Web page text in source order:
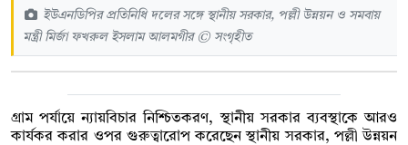
ইউএনডিপির প্রতিনিধি দলের সঙ্গে স্থানীয় সরকার, পল্লী উন্নয়ন ও সমবায়
মন্ত্রী মির্জা ফখরুল ইসলাম আলমগীর © সংগৃহীত
গ্রাম পর্যায়ে ন্যায়বিচার নিশ্চিতকরণ, স্থানীয় সরকার ব্যবস্থাকে আরও
কার্যকর করার ওপর গুরুত্বারোপ করেছেন স্থানীয় সরকার, পল্লী উন্নয়ন